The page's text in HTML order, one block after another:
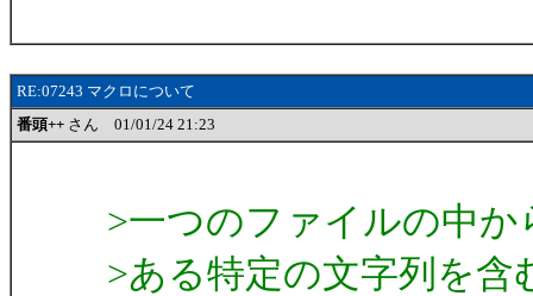
RE:07243 マクロについて
番頭++ さん 01/01/24 21:23
>一つのファイルの中か
>ある特定の文字列を含